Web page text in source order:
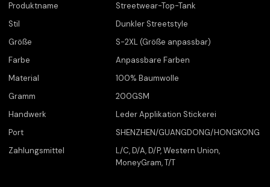
Produktname
Streetwear-Top-Tank
Stil
Dunkler Streetstyle
Größe
S-2XL (Größe anpassbar)
Farbe
Anpassbare Farben
Material
100% Baumwolle
Gramm
200GSM
Handwerk
Leder Applikation Stickerei
Port
SHENZHEN/GUANGDONG/HONGKONG
Zahlungsmittel
L/C, D/A, D/P, Western Union,
MoneyGram, T/T